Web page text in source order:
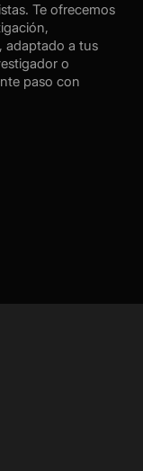
Te ofrecemos
adaptado a tus
o
paso con